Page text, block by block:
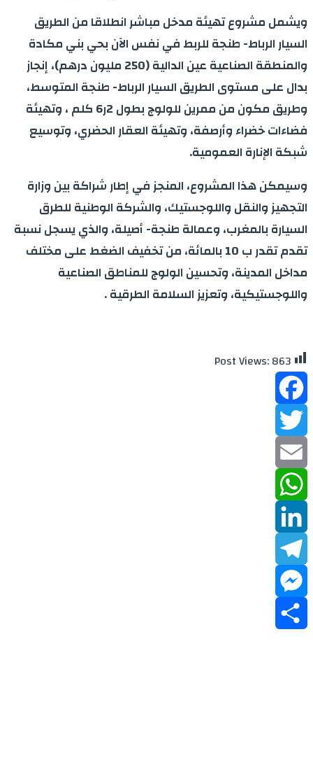
ويشمل مشروع تهيئة مدخل مباشر انطلاقا من الطريق
السيار الرباط- طنجة للربط في نفس الآن بحي بني مكادة
والمنطقة الصناعية عين الدالية (250 مليون درهم)، إنجاز
بدال على مستوى الطريق السيار الرباط- طنجة المتوسط،
وطريق مكون من ممرين للولوج بطول 2ر6 كلم ، وتهيئة
فضاءات خضراء وأرصفة، وتهيئة العقار الحضري، وتوسيع
شبكة الإنارة العمومية.
وسيمكن هذا المشروع، المنجز في إطار شراكة بين وزارة
التجهيز والنقل واللوجستيك، والشركة الوطنية للطرق
السيارة بالمغرب، وعمالة طنجة- أصيلة، والذي يسجل نسبة
تقدم تقدر ب 10 بالمائة، من تخفيف الضغط على مختلف
مداخل المدينة، وتحسين الولوج للمناطق الصناعية
واللوجستيكية، وتعزيز السلامة الطرقية.
Post Views:863
Facebook
Twitter
Email
WhatsApp
LinkedIn
Telegram
Messenger